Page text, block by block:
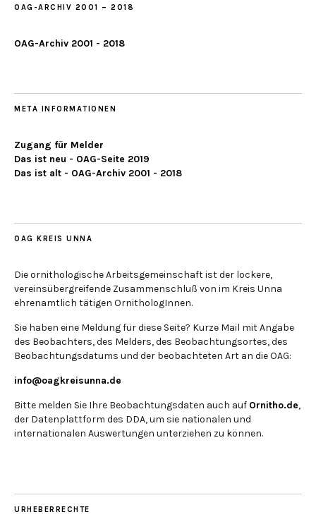
OAG-ARCHIV 2001 – 2018
OAG-Archiv 2001 - 2018
META INFORMATIONEN
Zugang für Melder
Das ist neu - OAG-Seite 2019
Das ist alt - OAG-Archiv 2001 - 2018
OAG KREIS UNNA
Die ornithologische Arbeitsgemeinschaft ist der lockere,
vereinsübergreifende Zusammenschluß von im Kreis Unna
ehrenamtlich tätigen OrnithologInnen.
Sie haben eine Meldung für diese Seite? Kurze Mail mit Angabe
des Beobachters, des Melders, des Beobachtungsortes, des
Beobachtungsdatums und der beobachteten Art an die OAG:
info@oagkreisunna.de
Bitte melden Sie Ihre Beobachtungsdaten auch auf Ornitho.de,
der Datenplattform des DDA, um sie nationalen und
internationalen Auswertungen unterziehen zu können.
URHEBERRECHTE